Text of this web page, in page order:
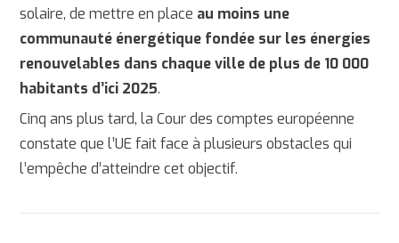
solaire, de mettre en place au moins une
communauté énergétique fondée sur les énergies
renouvelables dans chaque ville de plus de 10 000
habitants d’ici 2025.
Cinq ans plus tard, la Cour des comptes européenne
constate que l’UE fait face à plusieurs obstacles qui
l’empêche d’atteindre cet objectif.